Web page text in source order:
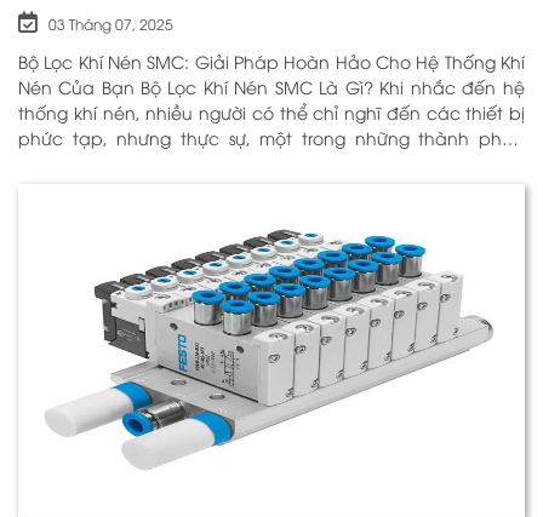
03 Tháng 07, 2025
Bộ Lọc Khí Nén SMC: Giải Pháp Hoàn Hảo Cho Hệ Thống Khí
Nén Của Bạn Bộ Lọc Khí Nén SMC Là Gì? Khi nhắc đến hệ
thống khí nén, nhiều người có thể chỉ nghĩ đến các thiết bị
phức tạp, nhưng thực sự, một trong những thành phần